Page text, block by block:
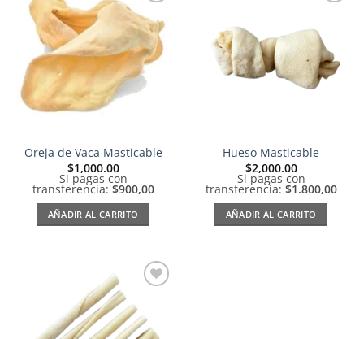
Añadir
a la
lista de
deseos
Oreja de Vaca Masticable
$1,000.00
Si pagas con
transferencia: $900,00
AÑADIR AL CARRITO
lista de
deseos
Hueso Masticable
$2,000.00
Si pagas con
transferencia: $1.800,00
AÑADIR AL CARRITO
lista de
deseos